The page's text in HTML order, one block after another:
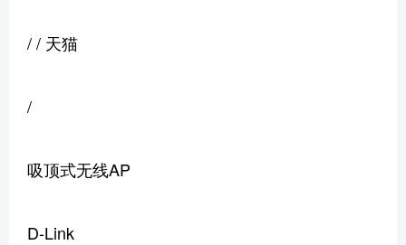
/ / 天猫
/
吸顶式无线AP
D-Link